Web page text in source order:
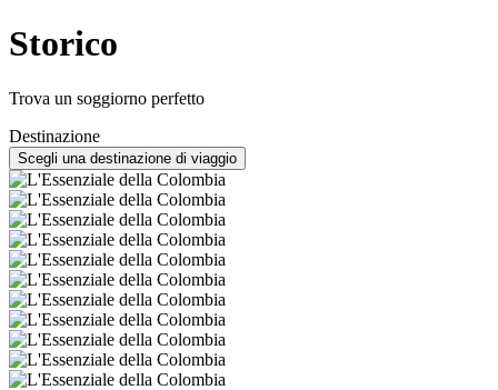
Storico
Trova un soggiorno perfetto
Destinazione
Scegli una destinazione di viaggio